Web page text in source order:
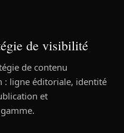
de visibilité
de contenu
: ligne éditoriale, identité
et